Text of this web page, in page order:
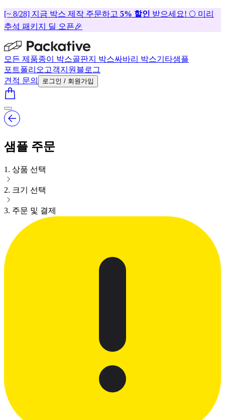
[~ 8/28] 지금 박스 제작 주문하고 5% 할인 받으세요! 🌕 미리
추석 패키지 딜 오픈🎉
모든 제품종이 박스골판지 박스싸바리 박스기타샘플
포트폴리오 고객지원 블로그
견적 문의
로그인 / 회원가입
샘플 주문
1 . 상품 선택
2. 크기 선택
3. 주문 및 결제